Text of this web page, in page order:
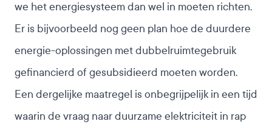
we het energiesysteem dan wel in moeten richten.
Er is bijvoorbeeld nog geen plan hoe de duurdere
energie-oplossingen met dubbelruimtegebruik
gefinancierd of gesubsidieerd moeten worden.
Een dergelijke maatregel is onbegrijpelijk in een tijd
waarin de vraag naar duurzame elektriciteit in rap